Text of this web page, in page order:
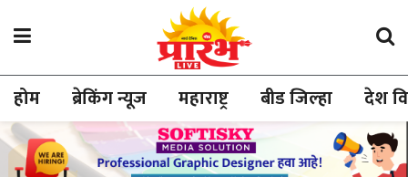
होम ब्रेकिंग न्यूज महाराष्ट्र बीड जिल्हा देश